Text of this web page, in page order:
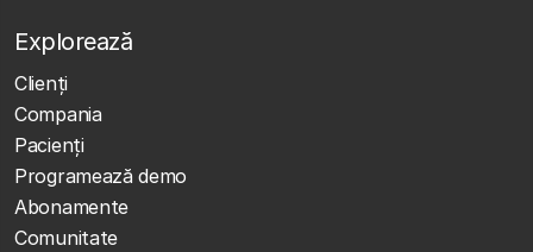
Explorează
Clienţi
Compania
Pacienți
Programează demo
Abonamente
Comunitate